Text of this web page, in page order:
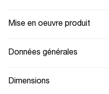
Mise en oeuvre produit
Données générales
Dimensions